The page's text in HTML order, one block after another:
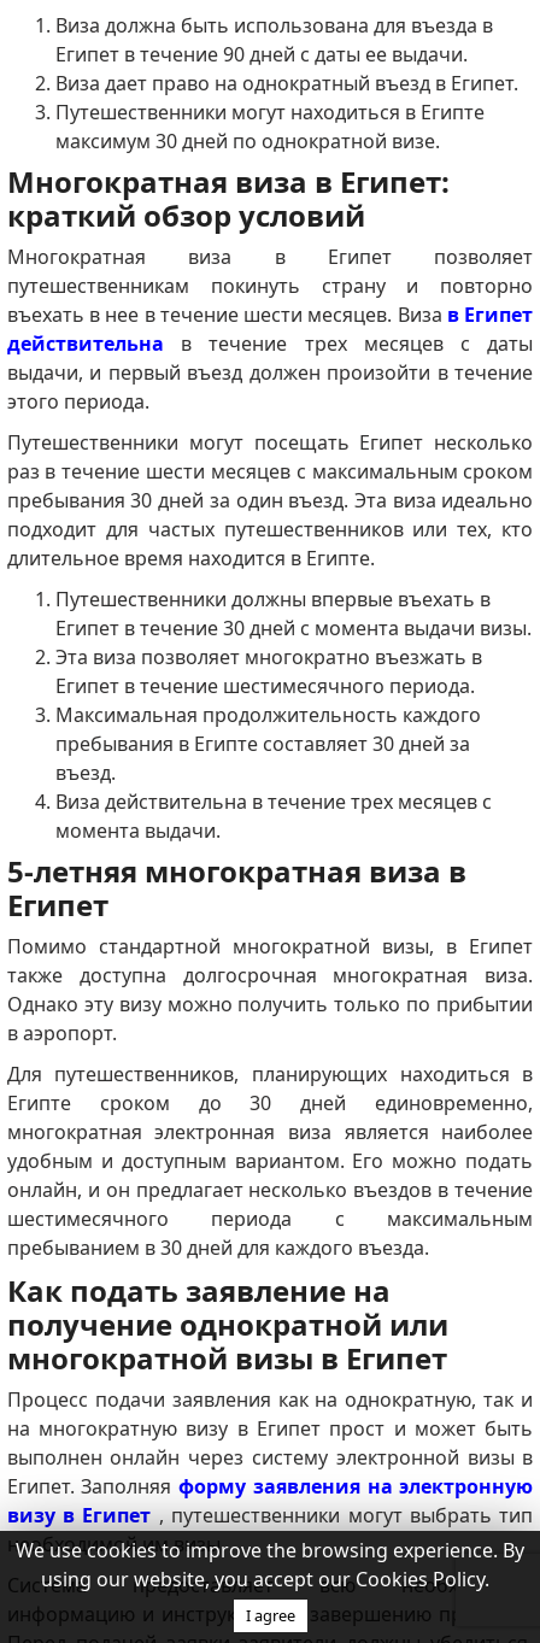
Виза должна быть использована для въезда в
Египет в течение 90 дней с даты ее выдачи.
Виза дает право на однократный въезд в Египет.
Путешественники могут находиться в Египте
максимум 30 дней по однократной визе.
Многократная виза в Египет:
краткий обзор условий
Многократная виза в Египет позволяет
путешественникам покинуть страну и повторно
въехать в нее в течение шести месяцев. Виза в Египет
действительна в течение трех месяцев с даты
выдачи, и первый въезд должен произойти в течение
этого периода.
Путешественники могут посещать Египет несколько
раз в течение шести месяцев с максимальным сроком
пребывания 30 дней за один въезд. Эта виза идеально
подходит для частых путешественников или тех, кто
длительное время находится в Египте.
Путешественники должны впервые въехать в
Египет в течение 30 дней с момента выдачи визы.
Эта виза позволяет многократно въезжать в
Египет в течение шестимесячного периода.
Максимальная продолжительность каждого
пребывания в Египте составляет 30 дней за
въезд.
Виза действительна в течение трех месяцев с
момента выдачи.
5-летняя многократная виза в
Египет
Помимо стандартной многократной визы, в Египет
также доступна долгосрочная многократная виза.
Однако эту визу можно получить только по прибытии
в аэропорт.
Для путешественников, планирующих находиться в
Египте сроком до 30 дней единовременно,
многократная электронная виза является наиболее
удобным и доступным вариантом. Его можно подать
онлайн, и он предлагает несколько въездов в течение
шестимесячного периода с максимальным
пребыванием в 30 дней для каждого въезда.
Как подать заявление на
получение однократной или
многократной визы в Египет
Процесс подачи заявления как на однократную, так и
на многократную визу в Египет прост и может быть
выполнен онлайн через систему электронной визы в
Египет.Заполняяформу заявления на электронную
визу в Египет , путешественники могут выбрать тип
необходимой им визы.
Система предоставляет всю необходимую
информацию и инструкции по завершению процесса.
We use cookies to improve the browsing experience. By
using our website, you accept our Cookies Policy.
I agree